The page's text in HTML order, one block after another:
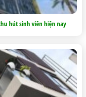
hút sinh viên hiện nay